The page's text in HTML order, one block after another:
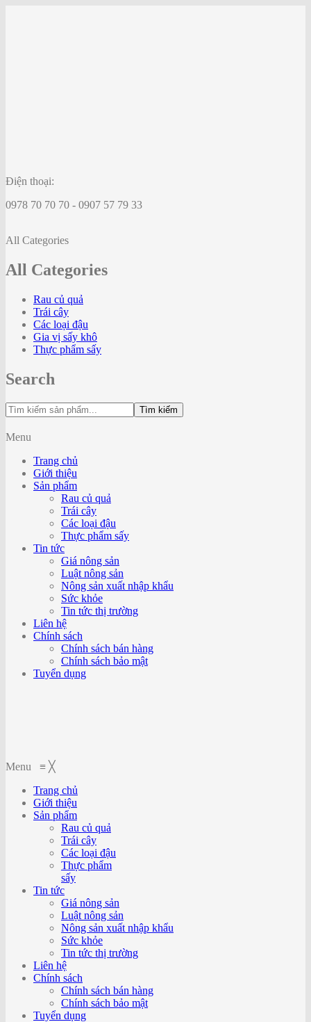
Điện thoại:
0978 70 70 70 - 0907 57 79 33
All Categories
All Categories
Rau củ quả
Trái cây
Các loại đậu
Gia vị sấy khô
Thực phẩm sấy
Search
Tìm kiếm
Menu
Trang chủ
Giới thiệu
Sản phẩm
Rau củ quả
Trái cây
Các loại đậu
Thực phẩm sấy
Tin tức
Giá nông sản
Luật nông sản
Nông sản xuất nhập khẩu
Sức khỏe
Tin tức thị trường
Liên hệ
Chính sách
Chính sách bán hàng
Chính sách bảo mật
Tuyển dụng
Menu ≡ ╳
Trang chủ
Giới thiệu
Sản phẩm
Rau củ quả
Trái cây
Các loại đậu
Thực phẩm
sấy
Tin tức
Giá nông sản
Luật nông sản
Nông sản xuất nhập khẩu
Sức khỏe
Tin tức thị trường
Liên hệ
Chính sách
Chính sách bán hàng
Chính sách bảo mật
Tuyển dụng